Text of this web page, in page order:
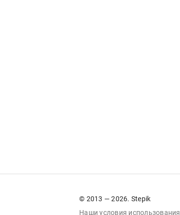
© 2013 — 2026. Stepik
Наши условия использования